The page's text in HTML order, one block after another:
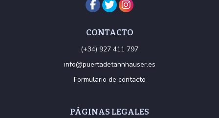
CONTACTO
(+34) 927 411 797
info@puertadetannhauser.es
Formulario de contacto
PÁGINAS LEGALES